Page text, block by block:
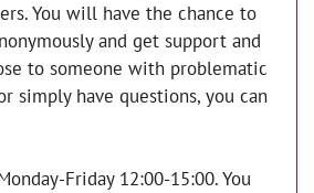
You will have the chance to
and get support and
to someone with problematic
simply have questions, you can
Friday 12:00-15:00. You